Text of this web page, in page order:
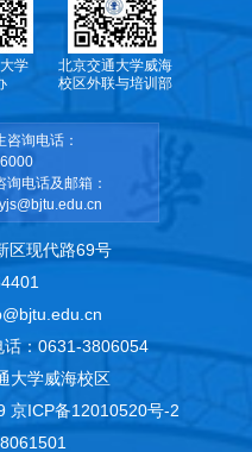
学
北京交通大学威海
校区外联与培训部
咨询电话：
电话及邮箱：
区现代路69号
：0631-3806054
大学威海校区
京ICP备12010520号-2